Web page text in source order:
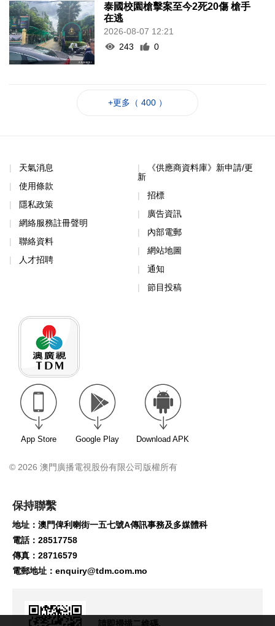
泰國校園槍擊案至今2死20傷 槍手
在逃
2026-08-07 12:21
243
0
+更多（ 400 ）
天氣消息
使用條款
隱私政策
網絡服務註冊聲明
聯絡資料
人才招聘
《供應商資料庫》新申請/更
新
招標
廣告資訊
內部電郵
網站地圖
通知
節目投稿
App Store Google Play Download APK
© 2026 澳門廣播電視股份有限公司版權所有
保持聯繫
地址：澳門俾利喇街一五七號A傳訊事務及多媒體科
電話：28517758
傳真：28716579
電郵地址： enquiry@tdm.com.mo
請即掃描二維碼,